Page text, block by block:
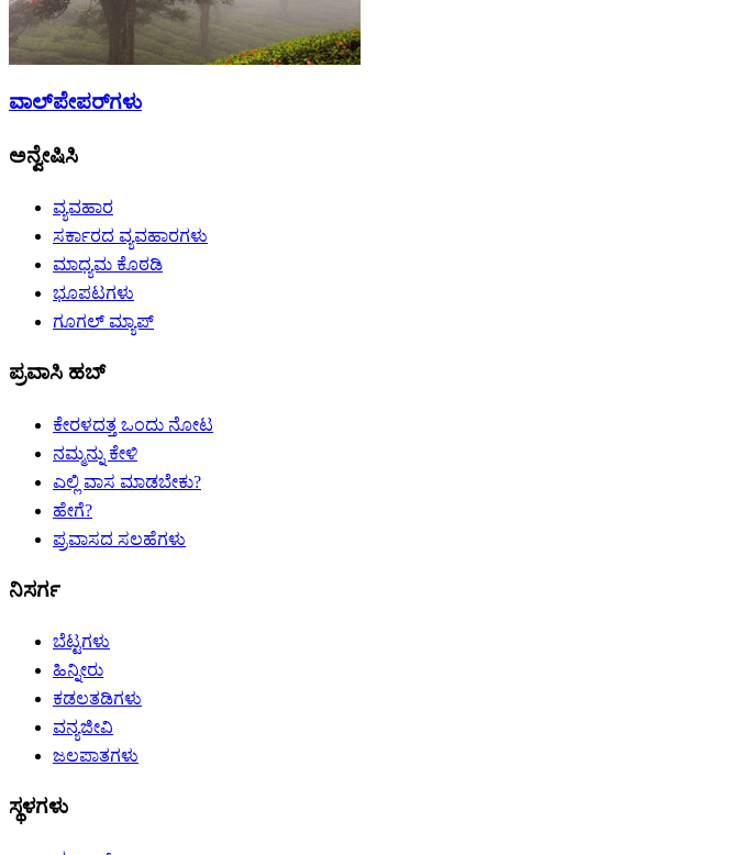
ವಾಲ್‌ಪೇಪರ್‌ಗಳು
ಅನ್ವೇಷಿಸಿ
ವ್ಯವಹಾರ
ಸರ್ಕಾರದ ವ್ಯವಹಾರಗಳು
ಮಾಧ್ಯಮ ಕೊಠಡಿ
ಭೂಪಟಗಳು
ಗೂಗಲ್ ಮ್ಯಾಪ್
ಪ್ರವಾಸಿ ಹಬ್
ಕೇರಳದತ್ತ ಒಂದು ನೋಟ
ನಮ್ಮನ್ನು ಕೇಳಿ
ಎಲ್ಲಿ ವಾಸ ಮಾಡಬೇಕು?
ಹೇಗೆ?
ಪ್ರವಾಸದ ಸಲಹೆಗಳು
ನಿಸರ್ಗ
ಬೆಟ್ಟಗಳು
ಹಿನ್ನೀರು
ಕಡಲತಡಿಗಳು
ವನ್ಯಜೀವಿ
ಜಲಪಾತಗಳು
ಸ್ಥಳಗಳು